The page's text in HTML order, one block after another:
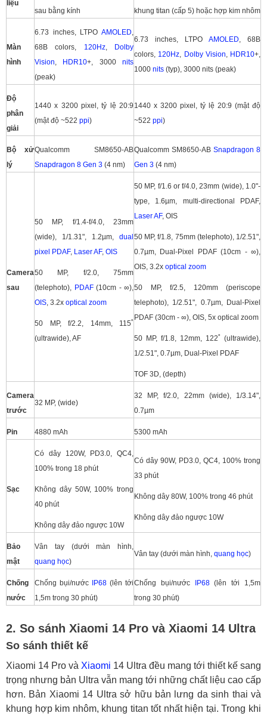
liệu
sau bằng kính
khung titan (cấp 5) hoặc hợp kim nhôm
Màn
hình
6.73 inches, LTPO AMOLED,
68B colors, 120Hz,
Dolby
Vision, HDR10+, 3000nits
(peak)
6.73 inches, LTPO AMOLED, 68B
colors, 120Hz, Dolby Vision, HDR10+,
1000 nits (typ), 3000 nits (peak)
Độ
phân
giải
1440 x 3200 pixel, tỷ lệ 20:9
(mật độ ~522 ppi)
1440 x 3200 pixel, tỷ lệ 20:9 (mật độ
~522 ppi)
Bộ xử
lý
Qualcomm SM8650-AB
Snapdragon 8 Gen 3 (4 nm)
Qualcomm SM8650-AB Snapdragon 8
Gen 3 (4 nm)
Camera
sau
50 MP, f/1.4-f/4.0, 23mm
(wide), 1/1.31", 1.2µm, dual
pixel
PDAF, Laser AF, OIS
50 MP, f/2.0, 75mm
(telephoto), PDAF(10cm - ∞),
OIS, 3.2x optical zoom
50 MP, f/2.2, 14mm, 115˚
(ultrawide), AF
50 MP, f/1.6 or f/4.0, 23mm (wide), 1.0"-
type, 1.6µm, multi-directional PDAF,
Laser AF, OIS
50 MP, f/1.8, 75mm (telephoto), 1/2.51",
0.7µm, Dual-Pixel PDAF (10cm - ∞),
OIS, 3.2x optical zoom
50 MP, f/2.5, 120mm (periscope
telephoto), 1/2.51", 0.7µm, Dual-Pixel
PDAF (30cm - ∞), OIS, 5x optical zoom
50 MP, f/1.8, 12mm, 122˚ (ultrawide),
1/2.51", 0.7µm, Dual-Pixel PDAF
TOF 3D, (depth)
Camera
trước
32 MP, (wide)
32 MP, f/2.0, 22mm (wide), 1/3.14",
0.7µm
Pin 4880 mAh 5300 mAh
Sạc
Có dây 120W, PD3.0, QC4,
100% trong 18 phút
Không dây 50W, 100% trong
40 phút
Không dây đảo ngược 10W
Có dây 90W, PD3.0, QC4, 100% trong
33 phút
Không dây 80W, 100% trong 46 phút
Không dây đảo ngược 10W
Bảo
mật
Vân tay (dưới màn hình,
quang học)
Vân tay (dưới màn hình, quang học)
Chống
nước
Chống bụi/nước IP68 (lên tới
1,5m trong 30 phút)
Chống bụi/nước IP68(lên tới 1,5m
trong 30 phút)
2. So sánh Xiaomi 14 Pro và Xiaomi 14 Ultra
So sánh thiết kế
Xiaomi 14 Pro và Xiaomi 14 Ultra đều mang tới thiết kế sang
trọng nhưng bản Ultra vẫn mang tới những chất liệu cao cấp
hơn. Bản Xiaomi 14 Ultra sở hữu bản lưng da sinh thai và
khung hợp kim nhôm, khung titan tốt nhất hiện tại. Trong khi